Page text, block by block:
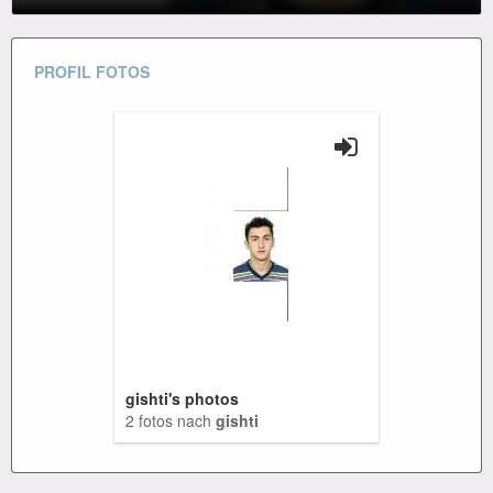
PROFIL FOTOS
gishti's photos
2 fotos nach gishti